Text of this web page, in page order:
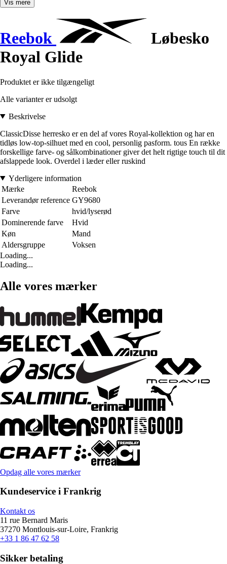
Vis mere
Reebok
Løbesko
Royal Glide
Produktet er ikke tilgængeligt
Alle varianter er udsolgt
Beskrivelse
ClassicDisse herresko er en del af vores Royal-kollektion og har en
tidløs low-top-silhuet med en cool, personlig pasform. tous En række
forskellige farve- og sålkombinationer giver det helt rigtige touch til dit
afslappede look. Overdel i læder eller ruskind
Yderligere information
Mærke
Reebok
Leverandør reference GY9680
Farve
hvid/lyserød
Dominerende farve
Hvid
Køn
Mand
Aldersgruppe
Voksen
Loading...
Loading...
Alle vores mærker
Opdag alle vores mærker
Kundeservice i Frankrig
Kontakt os
11 rue Bernard Maris
37270 Montlouis-sur-Loire, Frankrig
+33 1 86 47 62 58
Sikker betaling